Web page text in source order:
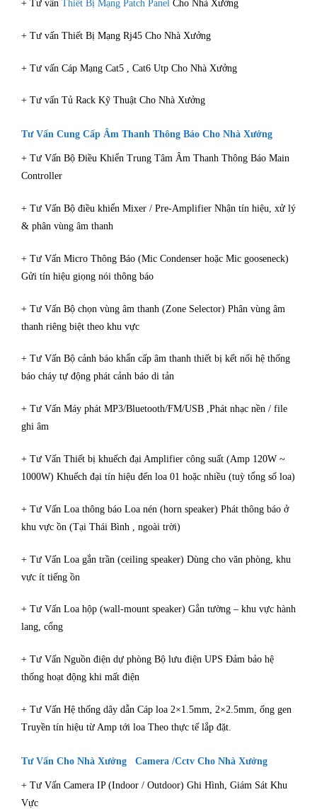
+ Tư vấn Thiết Bị Mạng Patch Panel Cho Nhà Xưởng
+ Tư vấn Thiết Bị Mạng Rj45 Cho Nhà Xưởng
+ Tư vấn Cáp Mạng Cat5 , Cat6 Utp Cho Nhà Xưởng
+ Tư vấn Tủ Rack Kỹ Thuật Cho Nhà Xưởng
Tư Vấn Cung Cấp Âm Thanh Thông Báo Cho Nhà Xưởng
+ Tư Vấn Bộ Điều Khiển Trung Tâm Âm Thanh Thông Báo Main
Controller
+ Tư Vấn Bộ điều khiển Mixer / Pre-Amplifier Nhận tín hiệu, xử lý
& phân vùng âm thanh
+ Tư Vấn Micro Thông Báo (Mic Condenser hoặc Mic gooseneck)
Gửi tín hiệu giọng nói thông báo
+ Tư Vấn Bộ chọn vùng âm thanh (Zone Selector) Phân vùng âm
thanh riêng biệt theo khu vực
+ Tư Vấn Bộ cảnh báo khẩn cấp âm thanh thiết bị kết nối hệ thống
báo cháy tự động phát cảnh báo di tản
+ Tư Vấn Máy phát MP3/Bluetooth/FM/USB ,Phát nhạc nền / file
ghi âm
+ Tư Vấn Thiết bị khuếch đại Amplifier công suất (Amp 120W ~
1000W) Khuếch đại tín hiệu đến loa 01 hoặc nhiều (tuỳ tổng số loa)
+ Tư Vấn Loa thông báo Loa nén (horn speaker) Phát thông báo ở
khu vực ồn (Tại Thái Bình , ngoài trời)
+ Tư Vấn Loa gắn trần (ceiling speaker) Dùng cho văn phòng, khu
vực ít tiếng ồn
+ Tư Vấn Loa hộp (wall-mount speaker) Gắn tường – khu vực hành
lang, cổng
+ Tư Vấn Nguồn điện dự phòng Bộ lưu điện UPS Đảm bảo hệ
thống hoạt động khi mất điện
+ Tư Vấn Hệ thống dây dẫn Cáp loa 2×1.5mm, 2×2.5mm, ống gen
Truyền tín hiệu từ Amp tới loa Theo thực tế lắp đặt.
Tư Vấn Cho Nhà Xưởng Camera /Cctv Cho Nhà Xưởng
+ Tư Vấn Camera IP (Indoor / Outdoor) Ghi Hình, Giám Sát Khu
Vực